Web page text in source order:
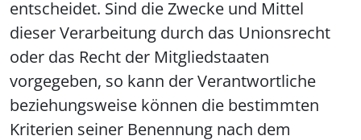
entscheidet. Sind die Zwecke und Mittel
dieser Verarbeitung durch das Unionsrecht
oder das Recht der Mitgliedstaaten
vorgegeben, so kann der Verantwortliche
beziehungsweise können die bestimmten
Kriterien seiner Benennung nach dem